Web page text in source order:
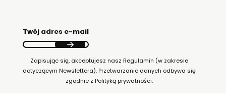
Twój adres e-mail
Zapisując się, akceptujesz nasz Regulamin (w zakresie
dotyczącym Newslettera). Przetwarzanie danych odbywa się
zgodnie z Polityką prywatności.